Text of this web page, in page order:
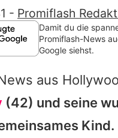
- Promiflash
Damit du die
Promiflash-News
Google siehst.
aus
(42) und seine
Kind.